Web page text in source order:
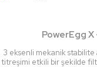
PowerEgg
3 eksenli mekanik stabilite
titreşimi etkili bir şekilde